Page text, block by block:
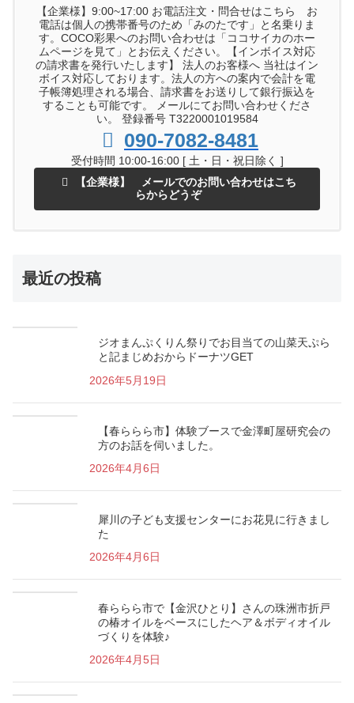
【企業様】9:00~17:00 お電話注文・問合せはこちら お
電話は個人の携帯番号のため「みのたです」と名乗りま
す。COCO彩果へのお問い合わせは「ココサイカのホー
ムページを見て」とお伝えください。【インボイス対応
の請求書を発行いたします】 法人のお客様へ 当社はイン
ボイス対応しております。法人の方への案内で会計を電
子帳簿処理される場合、請求書をお送りして銀行振込を
することも可能です。 メールにてお問い合わせくださ
い。 登録番号 T3220001019584
090-7082-8481
受付時間 10:00-16:00 [ 土・日・祝日除く ]
【企業様】 メールでのお問い合わせはこち
らからどうぞ
最近の投稿
ジオまんぷくりん祭りでお目当ての山菜天ぷら
と記まじめおからドーナツGET
2026年5月19日
【春ららら市】体験ブースで金澤町屋研究会の
方のお話を伺いました。
2026年4月6日
犀川の子ども支援センターにお花見に行きまし
た
2026年4月6日
春ららら市で【金沢ひとり】さんの珠洲市折戸
の椿オイルをベースにしたヘア＆ボディオイル
づくりを体験♪
2026年4月5日